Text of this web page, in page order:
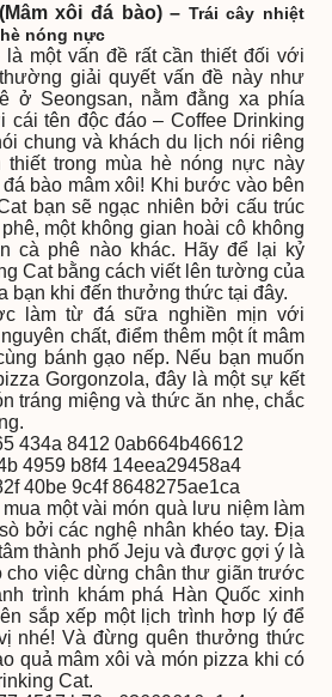
xôi đá bào) – Trái cây nhiệt
nóng nực
là một vấn đề rất cần thiết đối với
giải quyết vấn đề này như
ở Seongsan, nằm đằng xa phía
cái tên độc đáo – Coffee Drinking
chung và khách du lịch nói riêng
trong mùa hè nóng nực này
bào mâm xôi! Khi bước vào bên
bạn sẽ ngạc nhiên bởi cấu trúc
một không gian hoài cô không
cà phê nào khác. Hãy để lại kỷ
Cat bằng cách viết lên tường của
bạn khi đến thưởng thức tại đây.
làm từ đá sữa nghiền mịn với
chất, điểm thêm một ít mâm
bánh gạo nếp. Nếu bạn muốn
Gorgonzola, đây là một sự kết
tráng miệng và thức ăn nhẹ, chắc
một vài món quà lưu niệm làm
bởi các nghệ nhân khéo tay. Địa
thành phố Jeju và được gợi ý là
cho việc dừng chân thư giãn trước
trình khám phá Hàn Quốc xinh
sắp xếp một lịch trình hơp lý để
nhé! Và đừng quên thưởng thức
quả mâm xôi và món pizza khi có
Cat.